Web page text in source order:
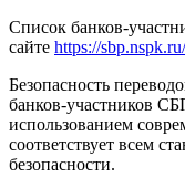
Список банков-
сайте https://
Безопасность
банков-участников
использованием
соответствует всем
безопасности.